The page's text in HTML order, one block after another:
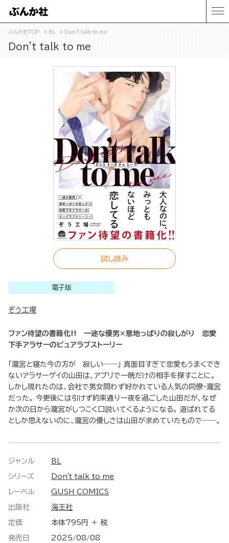
ぶんか社TOP BL Don't talk to me
Don't talk to me
試し読み
電子版
ぞう工場
ファン待望の書籍化!! 一途な優男×意地っぱりの寂しがり 恋愛
下手アラサーのピュアラブストーリー
「瀧宮と寝た今の方が 寂しい――」 真面目すぎて恋愛もうまくでき
ないアラサーゲイの山田は、アプリで一晩だけの相手を探すことに。
しかし現れたのは、会社で男女問わず好かれている人気の同僚・瀧宮
だった。 今更後には引けず約束通り一夜を過ごした山田だが、なぜ
か次の日から瀧宮がしつこく口説いてくるようになる。 遊ばれてる
としか思えないのに、瀧宮の優しさは山田が求めていたもので――。
ジャンル BL
シリーズ Don't talk to me
レーベル GUSH COMICS
出版社 海王社
定価 本体795円 ＋ 税
発売日 2025/08/08